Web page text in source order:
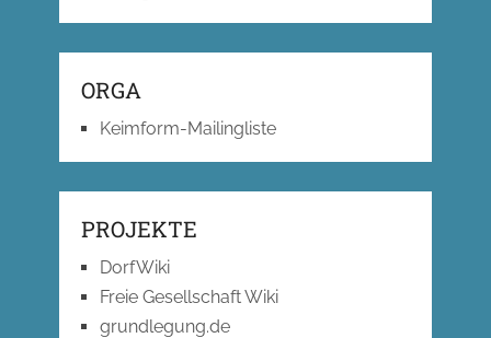
ORGA
Keimform-Mailingliste
PROJEKTE
DorfWiki
Freie Gesellschaft Wiki
grundlegung.de